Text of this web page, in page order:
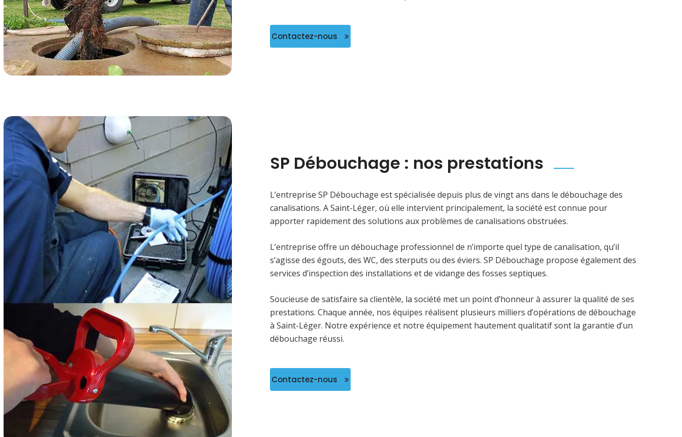
Contactez-nous
SP Débouchage : nos prestations
L’entreprise SP Débouchage est spécialisée depuis plus de vingt ans dans le débouchage des
canalisations. A Saint-Léger, où elle intervient principalement, la société est connue pour
apporter rapidement des solutions aux problèmes de canalisations obstruées.
L’entreprise offre un débouchage professionnel de n’importe quel type de canalisation, qu’il
s’agisse des égouts, des WC, des sterputs ou des éviers. SP Débouchage propose également des
services d’inspection des installations et de vidange des fosses septiques.
Soucieuse de satisfaire sa clientèle, la société met un point d’honneur à assurer la qualité de ses
prestations. Chaque année, nos équipes réalisent plusieurs milliers d’opérations de débouchage
à Saint-Léger. Notre expérience et notre équipement hautement qualitatif sont la garantie d’un
débouchage réussi.
Contactez-nous